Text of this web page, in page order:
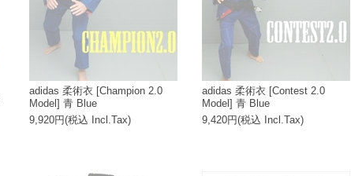
adidas 柔術衣 [Champion 2.0
Model] 青 Blue
9,920円(税込 Incl.Tax)
adidas 柔術衣 [Contest 2.0
Model] 青 Blue
9,420円(税込 Incl.Tax)